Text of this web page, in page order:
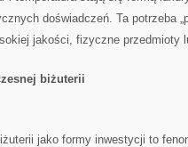
doświadczeń. Ta potrzeba
jakości, fizyczne przedmioty
biżuterii
jako formy inwestycji to